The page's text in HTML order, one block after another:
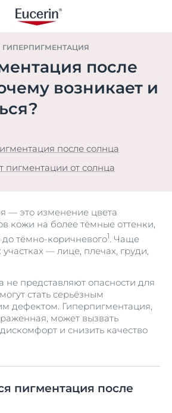
ГИПЕРПИГМЕНТАЦИЯ
после
возникает и
после солнца
пигментации от солнца
— это изменение цвета
кожи на более тёмные оттенки,
до тёмно-коричневого1. Чаще
участках — лице, плечах, груди,
не представляют опасности для
стать серьёзным
дефектом. Гиперпигментация,
может вызвать
и снизить качество
пигментация после